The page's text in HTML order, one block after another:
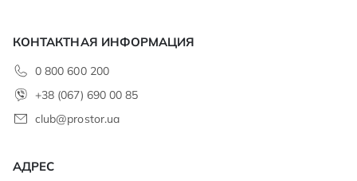
КОНТАКТНАЯ ИНФОРМАЦИЯ
0 800 600 200
+38 (067) 690 00 85
club@prostor.ua
АДРЕС